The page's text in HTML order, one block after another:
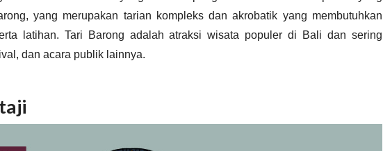
yang merupakan tarian kompleks dan akrobatik yang membutuhkan
latihan. Tari Barong adalah atraksi wisata populer di Bali dan sering
dan acara publik lainnya.